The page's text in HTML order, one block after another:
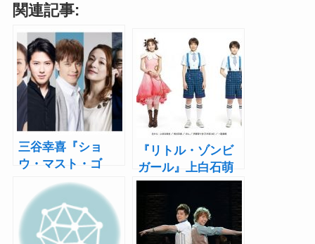
関連記事:
三谷幸喜『ショ
ウ・マスト・ゴ
ー・オン』に鈴木
京香、尾上松也、
ウエンツ瑛士ら参
『リトル・ゾンビ
ガール』上白石萌
音＆熊谷彩春＆の
ん＆伊藤理々杏ら
のキュートなビジ
ュアル公開